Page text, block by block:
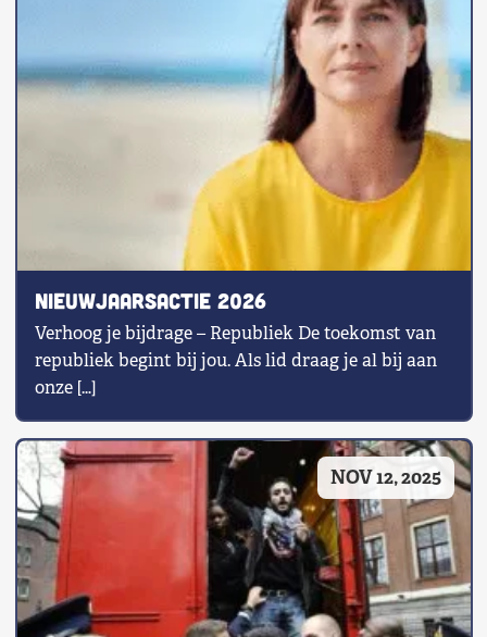
Nieuwjaarsactie 2026
Verhoog je bijdrage – Republiek De toekomst van
republiek begint bij jou. Als lid draag je al bij aan
onze […]
NOV 12, 2025